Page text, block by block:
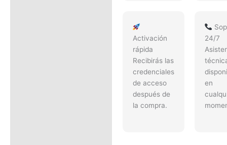
Activación
rápida
Recibirás las
credenciales
de acceso
después de
la compra.
24/7
en